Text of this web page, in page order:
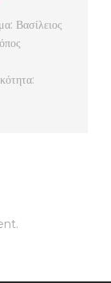
Βασίλειος